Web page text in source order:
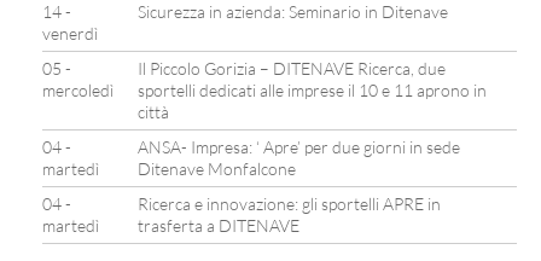
14 -
venerdì
Sicurezza in azienda: Seminario in Ditenave
05 -
mercoledì
Il Piccolo Gorizia – DITENAVE Ricerca, due
sportelli dedicati alle imprese il 10 e 11 aprono in
città
04 -
martedì
ANSA- Impresa: ‘ Apre’ per due giorni in sede
Ditenave Monfalcone
04 -
martedì
Ricerca e innovazione: gli sportelli APRE in
trasferta a DITENAVE